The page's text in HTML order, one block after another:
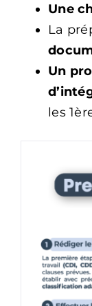
Une
​La
​Un
les